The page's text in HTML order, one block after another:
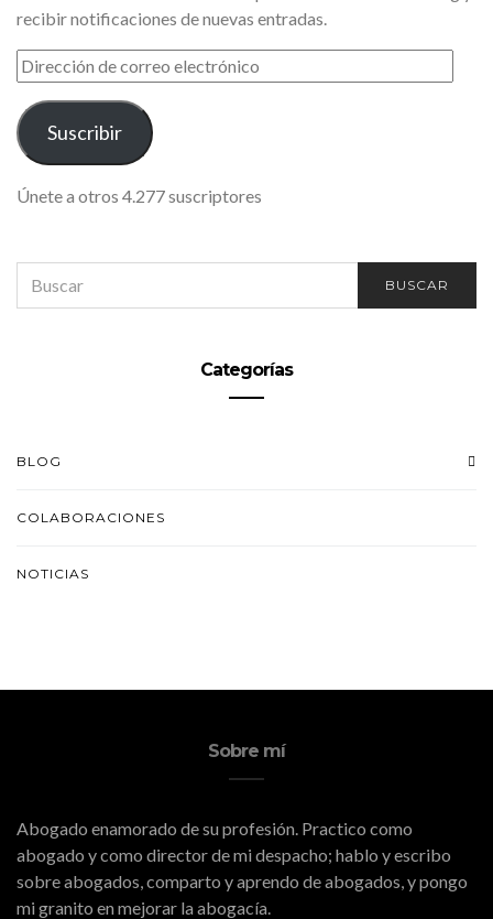
recibir notificaciones de nuevas entradas.
DIRECCIÓN
DE
CORREO
ELECTRÓNICO
Suscribir
Únete a otros 4.277 suscriptores
FOR:
BUSCAR
Categorías
BLOG
COLABORACIONES
NOTICIAS
Sobre mí
Abogado enamorado de su profesión. Practico como
abogado y como director de mi despacho; hablo y escribo
sobre abogados, comparto y aprendo de abogados, y pongo
mi granito en mejorar la abogacía.